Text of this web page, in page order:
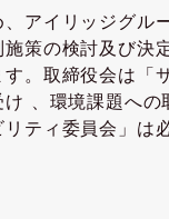
アイリッジグル
策の検討及び決
。取締役会は「
、環境課題への
ティ委員会」は